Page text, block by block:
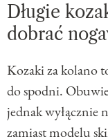
Długie
dobrać
Kozaki za kolano
do spodni.
jednak wyłącznie
zamiast modelu